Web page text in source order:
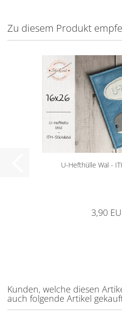
Zu diesem Produkt
U-Hefthülle Wal -
3,90
Kunden, welche diesen
auch folgende Artikel